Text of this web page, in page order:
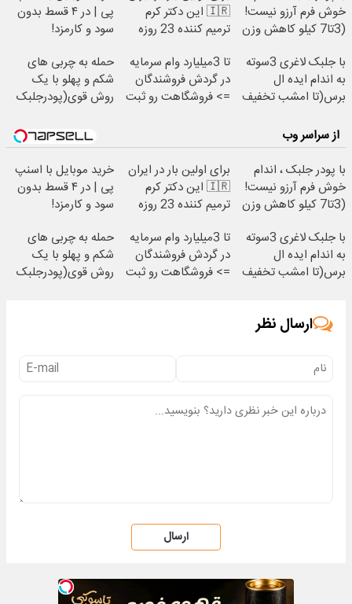
خوش فرم آرزو نیست!
(3تا7 کیلو کاهش وزن
🇮🇷 این دکتر کرم
ترمیم کننده 23 روزه
پی | در ۴ قسط بدون
سود و کارمزد!
با جلبک لاغری 3سوته
به اندام ایده ال
برس(تا امشب تخفیف
تا 3میلیارد وام سرمایه
در گردش فروشندگان
=> فروشگاهت رو ثبت
حمله به چربی های
شکم و پهلو با یک
روش قوی(پودرجلبک
از سراسر وب
با پودر جلبک ، اندام
خوش فرم آرزو نیست!
(3تا7 کیلو کاهش وزن
برای اولین بار در ایران
🇮🇷 این دکتر کرم
ترمیم کننده 23 روزه
خرید موبایل با اسنپ
پی | در ۴ قسط بدون
سود و کارمزد!
با جلبک لاغری 3سوته
به اندام ایده ال
برس(تا امشب تخفیف
تا 3میلیارد وام سرمایه
در گردش فروشندگان
=> فروشگاهت رو ثبت
حمله به چربی های
شکم و پهلو با یک
روش قوی(پودرجلبک
ارسال نظر
ارسال